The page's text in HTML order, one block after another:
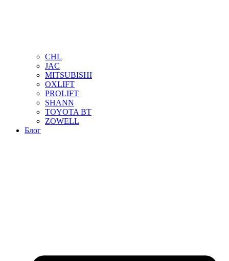
CHL
JAC
MITSUBISHI
OXLIFT
PROLIFT
SHANN
TOYOTA BT
ZOWELL
Блог